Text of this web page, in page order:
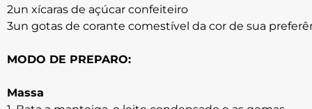
2un xícaras de açúcar confeiteiro
3un gotas de corante comestível da cor de sua
MODO DE PREPARO:
Massa